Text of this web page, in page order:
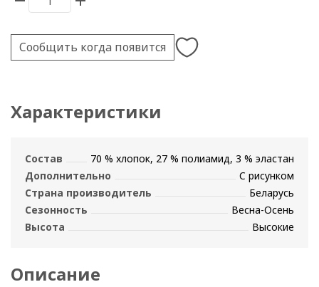
Сообщить когда появится
Характеристики
Состав
70 % хлопок, 27 % полиамид, 3 % эластан
Дополнительно
С рисунком
Страна производитель
Беларусь
Сезонность
Весна-Осень
Высота
Высокие
Описание